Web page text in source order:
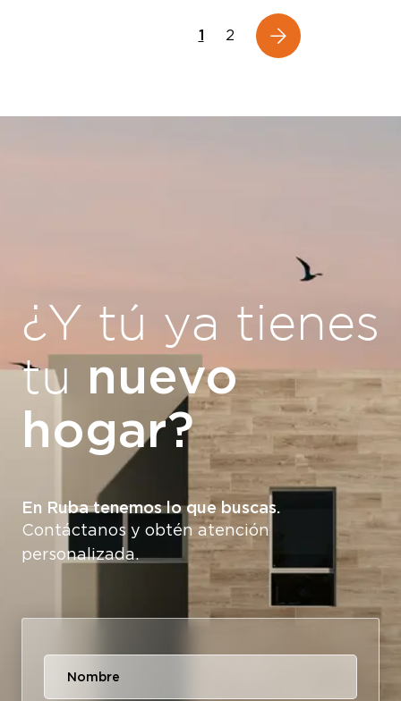
1 2
¿Y tú ya tienes
tu nuevo
hogar?
En Ruba tenemos lo que buscas.
Contáctanos y obtén atención
personalizada.